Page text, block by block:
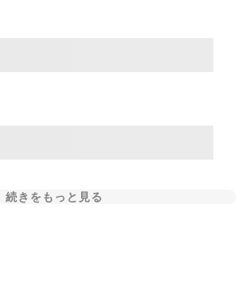
続きをもっと見る